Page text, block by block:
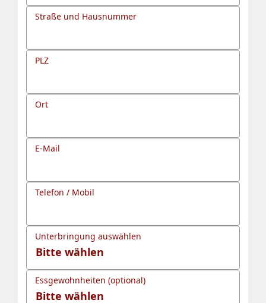
Straße und Hausnummer
PLZ
Ort
E-Mail
Telefon / Mobil
Unterbringung auswählen
Essgewohnheiten (optional)